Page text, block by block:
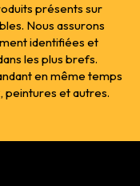
présents sur
Nous assurons
identifiées et
les plus brefs.
en même temps
peintures et autres.